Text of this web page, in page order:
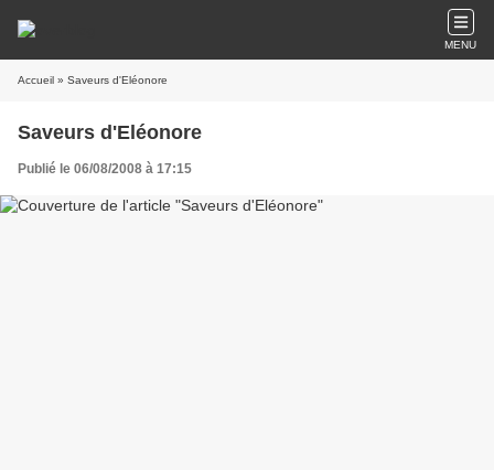
MENU
Accueil » Saveurs d'Eléonore
Saveurs d'Eléonore
Publié le 06/08/2008 à 17:15